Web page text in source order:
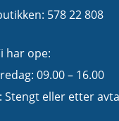
578 22 808
har ope:
09.00 – 16.00
Stengt eller etter